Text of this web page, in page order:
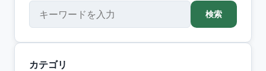
検索
カテゴリ